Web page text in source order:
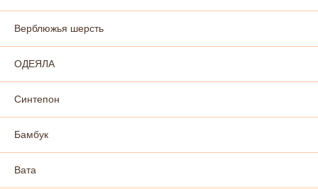
Верблюжья шерсть
ОДЕЯЛА
Синтепон
Бамбук
Вата